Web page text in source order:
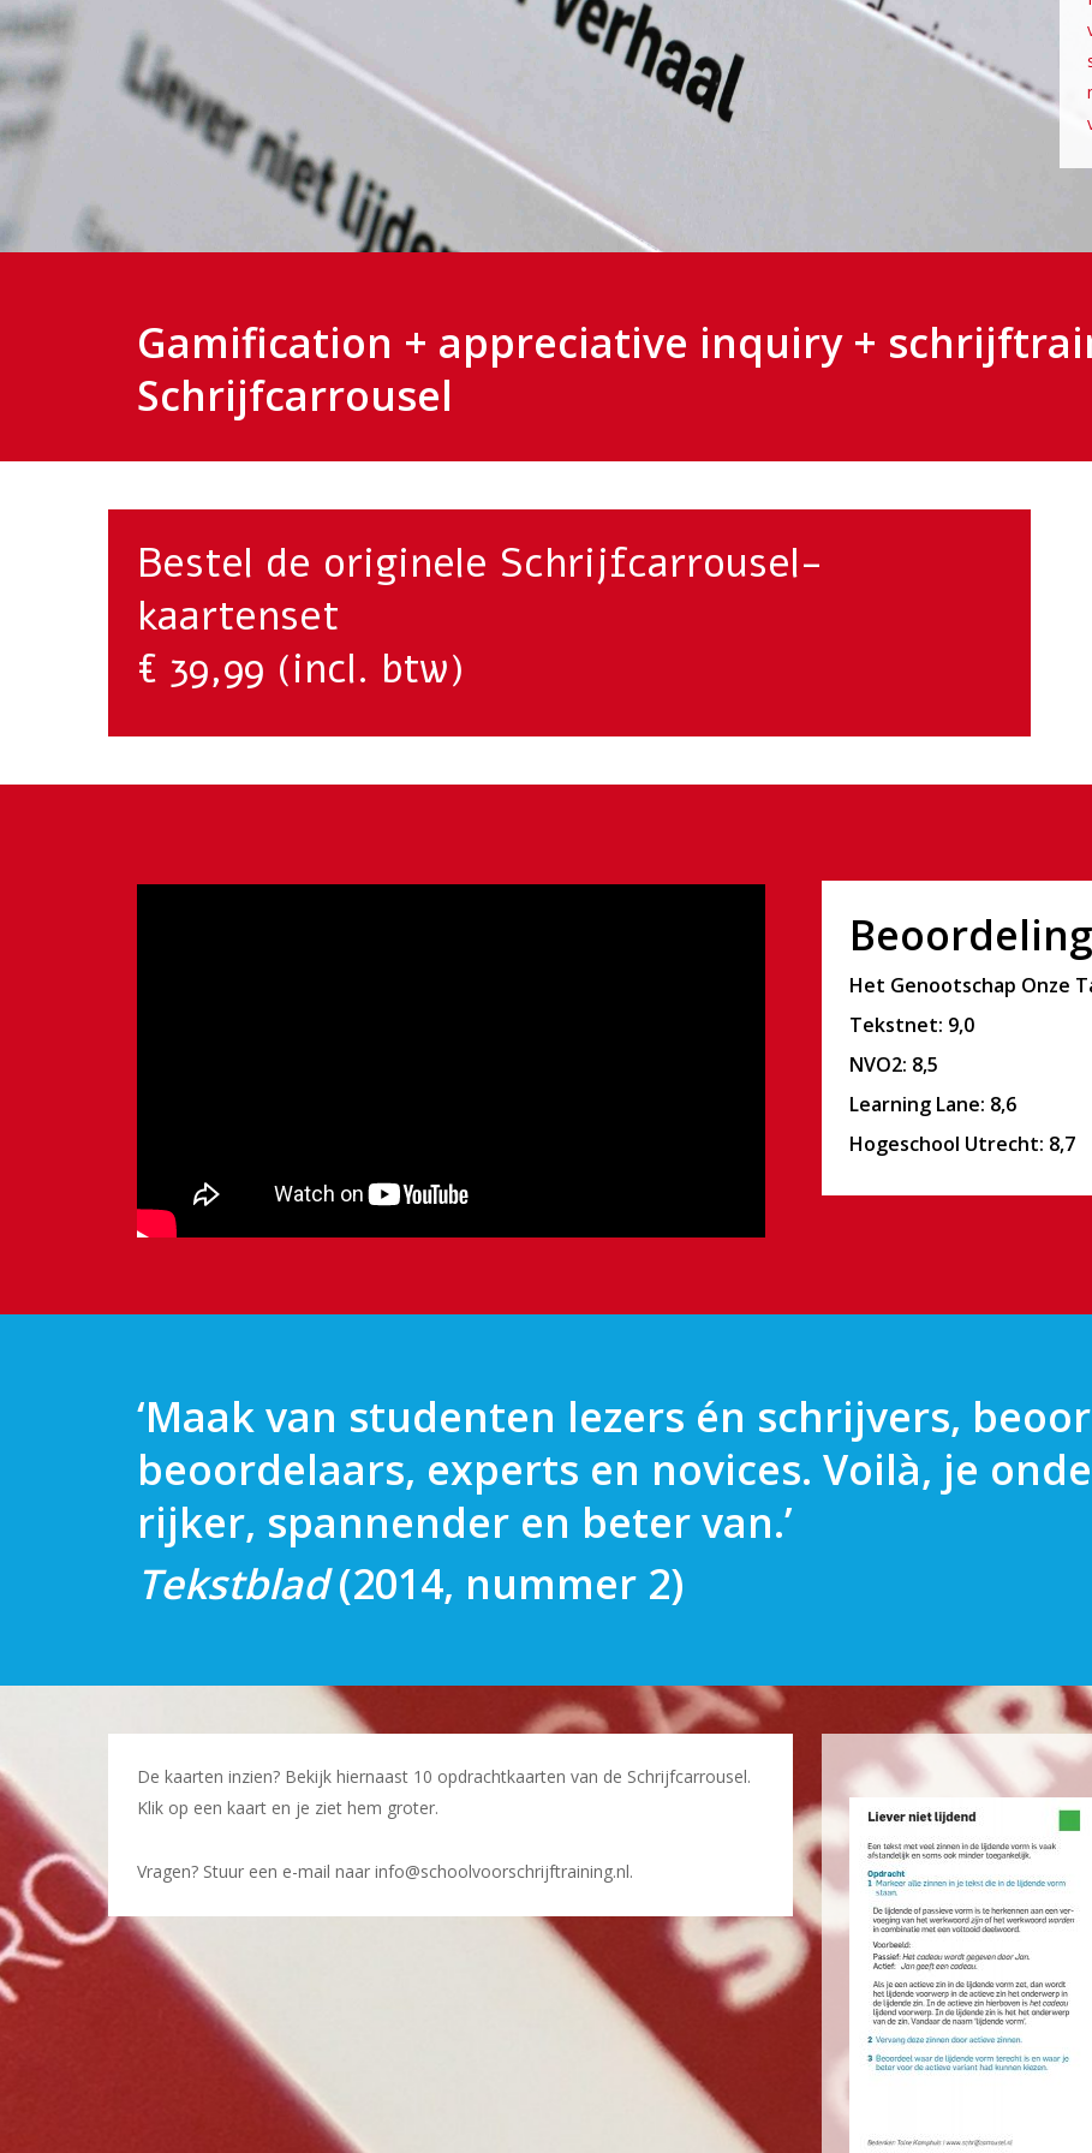
Gamification + appreciative inquiry +
Schrijfcarrousel
Bestel de originele Schrijfcarrousel-
kaartenset
€ 39,99 (incl. btw)
Het Genootschap Onze
Tekstnet: 9,0
NVO2: 8,5
Learning Lane: 8,6
Hogeschool Utrecht: 8,7
‘Maak van studenten lezers én schrijvers,
beoordelaars, experts en novices. Voilà, je
rijker, spannender en beter van.’
Tekstblad(2014, nummer 2)
De kaarten inzien? Bekijk hiernaast 10 opdrachtkaarten van de Schrijfcarrousel.
Klik op een kaart en je ziet hem groter.
Vragen? Stuur een e-mail naar info@schoolvoorschrijftraining.nl.